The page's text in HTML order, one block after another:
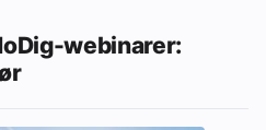
webinarer: